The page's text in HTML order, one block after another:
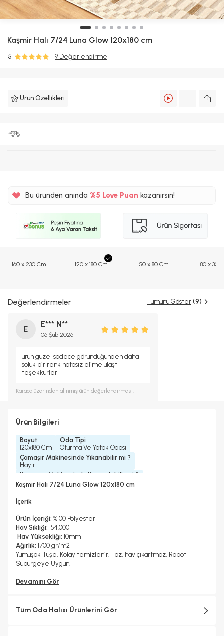
Kaşmir Halı 7/24 Luna Glow 120x180 cm
5 9 Değerlendirme
Ürün Özellikleri
Bu üründen anında %5
%5
Love Puan kazanırsın!
160 x 230 Cm 120 x 180 Cm 50 x 80 Cm 80 x 300
Değerlendirmeler Tümünü Göster (9)
E
E*** N**
06 Şub 2026
ürün güzel sadece göründüğünden daha
soluk bir renk hatasız elime ulaştı
teşekkürler
Karaca üzerinden alınmış ürün değerlendirmesi.
Ürün Bilgileri
Boyut
120x180 Cm
Oda Tipi
Oturma Ve Yatak Odası
Çamaşır Makinesinde Yıkanabilir mi ?
Hayır
Kurutma Makinesinde Kurutulabilir mi ?
Hayır
Hayır
Kaşmir Halı 7/24 Luna Glow 120x180 cm
İçerik
Ürün İçeriği: %100 Polyester
Hav Sıklığı: 154.000
Hav Yüksekliği: 10mm
Ağırlık: 1700 gr/m2
Yumuşak Tuşe, Kolay temizlenir. Toz, hav çıkartmaz, Robot
Süpürgeye Uygun.
Devamını Gör
Tüm Oda Halısı Ürünlerini Gör